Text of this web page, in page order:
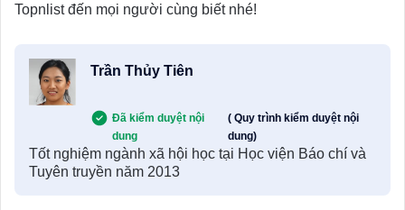
Topnlist đến mọi người cùng biết nhé!
Trần Thủy Tiên
Đã kiểm duyệt nội
dung
( Quy trình kiểm duyệt nội
dung)
Tốt nghiệm ngành xã hội học tại Học viện Báo chí và
Tuyên truyền năm 2013